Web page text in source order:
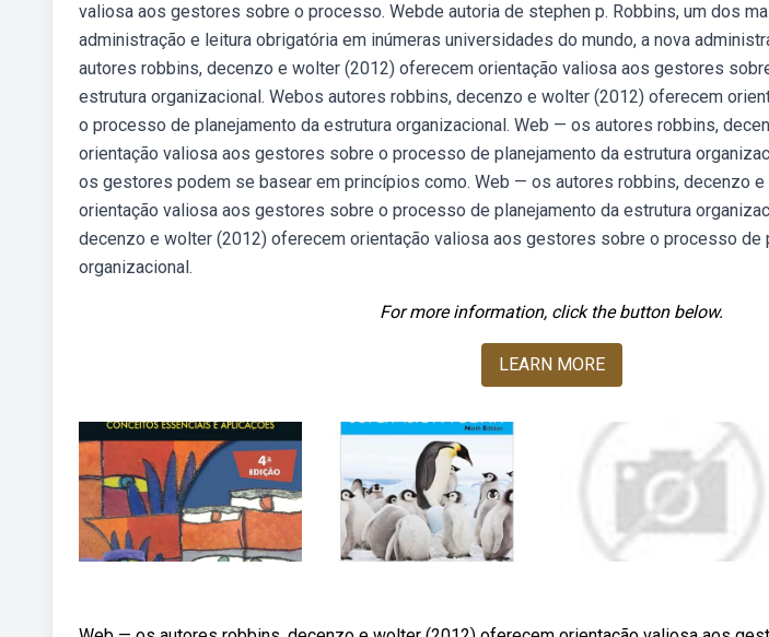
valiosa aos gestores sobre o processo. Webde autoria de stephen p. Robbins, um dos
administração e leitura obrigatória em inúmeras universidades do mundo, a nova
autores robbins, decenzo e wolter (2012) oferecem orientação valiosa aos gestores
estrutura organizacional. Webos autores robbins, decenzo e wolter (2012) oferecem
o processo de planejamento da estrutura organizacional. Web — os autores robbins,
orientação valiosa aos gestores sobre o processo de planejamento da estrutura
os gestores podem se basear em princípios como. Web — os autores robbins, decenzo
orientação valiosa aos gestores sobre o processo de planejamento da estrutura
decenzo e wolter (2012) oferecem orientação valiosa aos gestores sobre o processo de
organizacional.
For more information, click the button below.
LEARN MORE